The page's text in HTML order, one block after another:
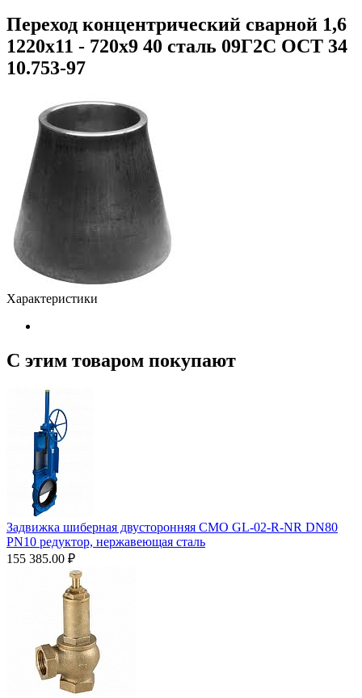
Переход концентрический сварной 1,6
1220х11 - 720х9 40 сталь 09Г2С ОСТ 34
10.753-97
Характеристики
С этим товаром покупают
Задвижка шиберная двусторонняя СМО GL-02-R-NR DN80
PN10 редуктор, нержавеющая сталь
155 385.00 ₽